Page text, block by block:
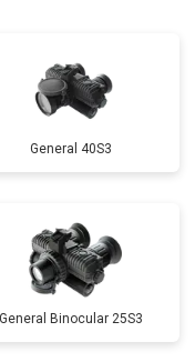
General 40S3
General Binocular 25S3